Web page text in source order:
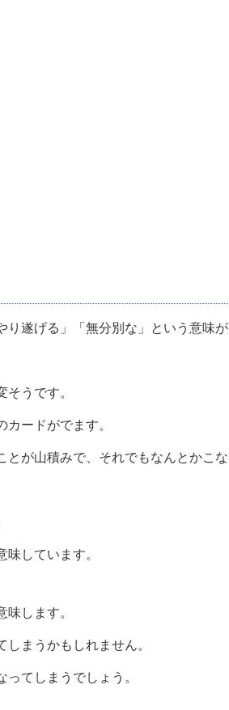
り遂げる」「無分別な」という意味が
うです。
ードがでます。
とが山積みで、それでもなんとかこな
しています。
します。
まうかもしれません。
てしまうでしょう。